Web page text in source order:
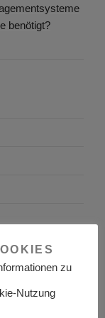
benötigt?
zu
Nutzung